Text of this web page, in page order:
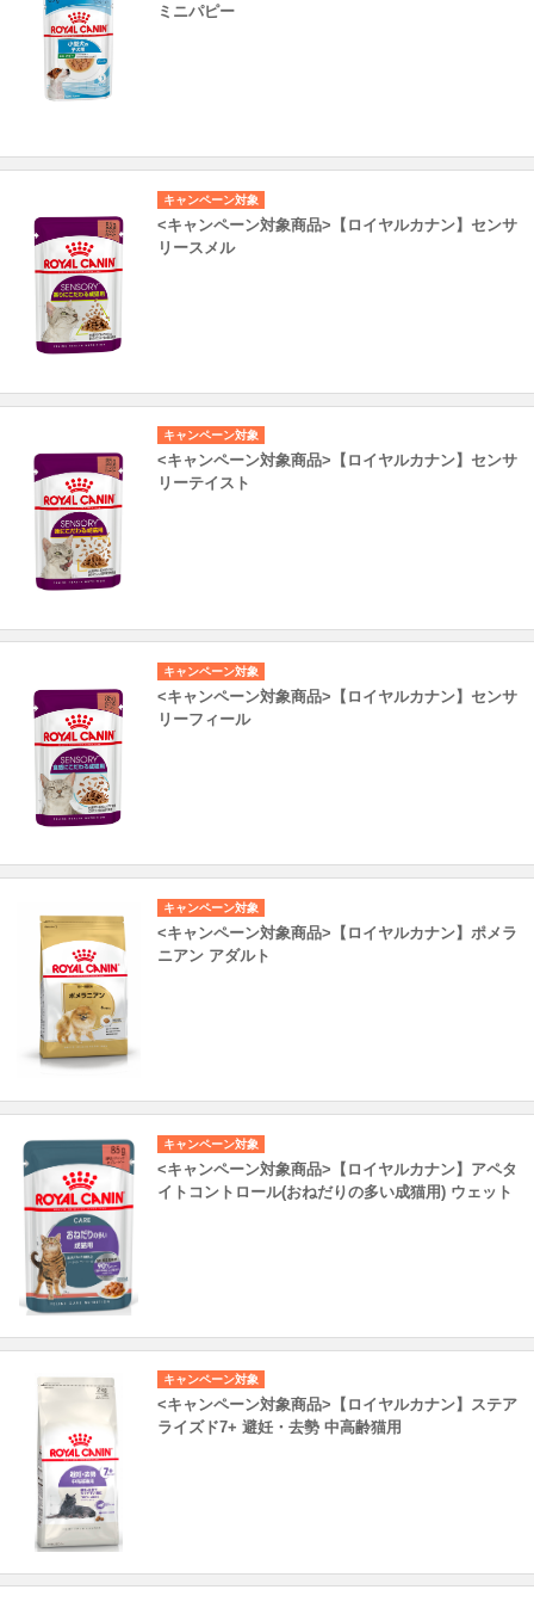
ミニパピー
キャンペーン対象
<キャンペーン対象商品>【ロイヤルカナン】センサ
リースメル
キャンペーン対象
<キャンペーン対象商品>【ロイヤルカナン】センサ
リーテイスト
キャンペーン対象
<キャンペーン対象商品>【ロイヤルカナン】センサ
リーフィール
キャンペーン対象
<キャンペーン対象商品>【ロイヤルカナン】ポメラ
ニアン アダルト
キャンペーン対象
<キャンペーン対象商品>【ロイヤルカナン】アペタ
イトコントロール(おねだりの多い成猫用) ウェット
キャンペーン対象
<キャンペーン対象商品>【ロイヤルカナン】ステア
ライズド7+ 避妊・去勢 中高齢猫用